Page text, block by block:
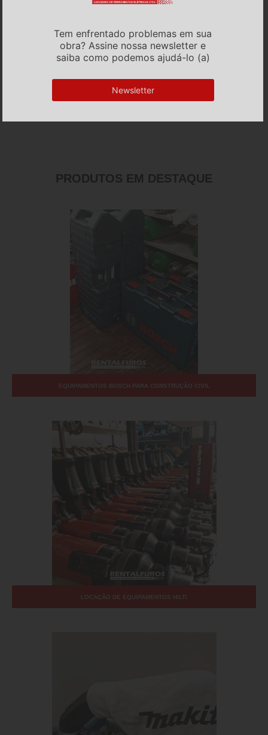
PRODUTOS EM DESTAQUE
EQUIPAMENTOS BOSCH PARA CONSTRUÇÃO CIVIL
LOCAÇÃO DE EQUIPAMENTOS HILTI
Tem enfrentado problemas em sua
obra? Assine nossa newsletter e
saiba como podemos ajudá-lo (a)
Newsletter